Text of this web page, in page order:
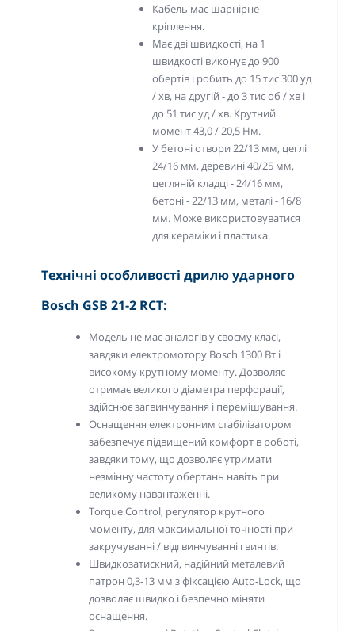
Кабель має шарнірне
кріплення.
Має дві швидкості, на 1
швидкості виконує до 900
обертів і робить до 15 тис 300 уд
/ хв, на другій - до 3 тис об / хв і
до 51 тис уд / хв. Крутний
момент 43,0 / 20,5 Нм.
У бетоні отвори 22/13 мм, цеглі
24/16 мм, деревині 40/25 мм,
цегляній кладці - 24/16 мм,
бетоні - 22/13 мм, металі - 16/8
мм. Може використовуватися
для кераміки і пластика.
Технічні особливості дрилю ударного
Bosch GSB 21-2 RCT:
Модель не має аналогів у своєму класі,
завдяки електромотору Bosch 1300 Вт і
високому крутному моменту. Дозволяє
отримає великого діаметра перфорації,
здійснює загвинчування і перемішування.
Оснащення електронним стабілізатором
забезпечує підвищений комфорт в роботі,
завдяки тому, що дозволяє утримати
незмінну частоту обертань навіть при
великому навантаженні.
Torque Control, регулятор крутного
моменту, для максимальної точності при
закручуванні / відгвинчуванні гвинтів.
Швидкозатискний, надійний металевий
патрон 0,3-13 мм з фіксацією Auto-Lock, що
дозволяє швидко і безпечно міняти
оснащення.